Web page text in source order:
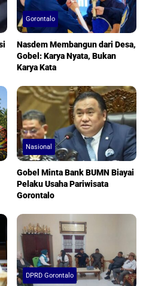
Gorontalo
Nasdem Membangun dari Desa,
Gobel: Karya Nyata, Bukan
Karya Kata
Nasional
Gobel Minta Bank BUMN Biayai
Pelaku Usaha Pariwisata
Gorontalo
DPRD Gorontalo